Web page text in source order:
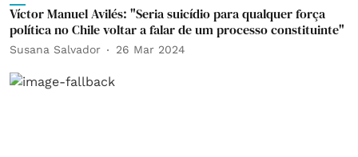
Víctor Manuel Avilés: "Seria suicídio para qualquer força
política no Chile voltar a falar de um processo constituinte"
Susana Salvador 26 Mar 2024